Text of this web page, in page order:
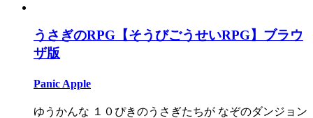
うさぎのRPG【そうびごうせいRPG】ブラウ
ザ版
Panic Apple
ゆうかんな １０ぴきのうさぎたちが なぞのダンジョン